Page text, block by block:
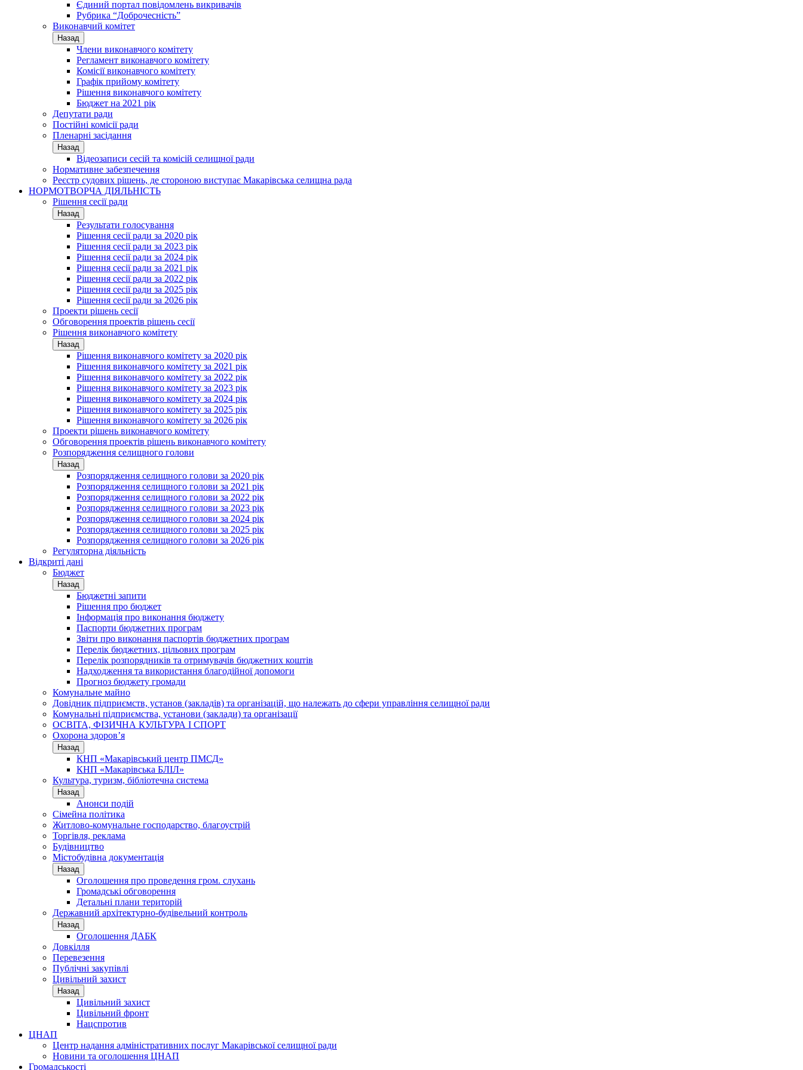
Єдиний портал повідомлень викривачів
Рубрика “Доброчесність”
Виконавчий комітет
Назад
Члени виконавчого комітету
Регламент виконавчого комітету
Комісії виконавчого комітету
Графік прийому комітету
Рішення виконавчого комітету
Бюджет на 2021 рік
Депутати ради
Постійні комісії ради
Пленарні засідання
Назад
Відеозаписи сесій та комісій селищної ради
Нормативне забезпечення
Реєстр судових рішень, де стороною виступає Макарівська селищна рада
НОРМОТВОРЧА ДІЯЛЬНІСТЬ
Рішення сесії ради
Назад
Результати голосування
Рішення сесії ради за 2020 рік
Рішення сесії ради за 2023 рік
Рішення сесії ради за 2024 рік
Рішення сесії ради за 2021 рік
Рішення сесії ради за 2022 рік
Рішення сесії ради за 2025 рік
Рішення сесії ради за 2026 рік
Проекти рішень сесії
Обговорення проектів рішень сесії
Рішення виконавчого комітету
Назад
Рішення виконавчого комітету за 2020 рік
Рішення виконавчого комітету за 2021 рік
Рішення виконавчого комітету за 2022 рік
Рішення виконавчого комітету за 2023 рік
Рішення виконавчого комітету за 2024 рік
Рішення виконавчого комітету за 2025 рік
Рішення виконавчого комітету за 2026 рік
Проекти рішень виконавчого комітету
Обговорення проектів рішень виконавчого комітету
Розпорядження селищного голови
Назад
Розпорядження селищного голови за 2020 рік
Розпорядження селищного голови за 2021 рік
Розпорядження селищного голови за 2022 рік
Розпорядження селищного голови за 2023 рік
Розпорядження селищного голови за 2024 рік
Розпорядження селищного голови за 2025 рік
Розпорядження селищного голови за 2026 рік
Регуляторна діяльність
Відкриті дані
Бюджет
Назад
Бюджетні запити
Рішення про бюджет
Інформація про виконання бюджету
Паспорти бюджетних програм
Звіти про виконання паспортів бюджетних програм
Перелік бюджетних, цільових програм
Перелік розпорядників та отримувачів бюджетних коштів
Надходження та використання благодійної допомоги
Прогноз бюджету громади
Комунальне майно
Довідник підприємств, установ (закладів) та організацій, що належать до сфери управління селищної ради
Комунальні підприємства, установи (заклади) та організації
ОСВІТА, ФІЗИЧНА КУЛЬТУРА І СПОРТ
Охорона здоров’я
Назад
КНП «Макарівський центр ПМСД»
КНП «Макарівська БЛІЛ»
Культура, туризм, бібліотечна система
Назад
Анонси подій
Сімейна політика
Житлово-комунальне господарство, благоустрій
Торгівля, реклама
Будівництво
Містобудівна документація
Назад
Оголошення про проведення гром. слухань
Громадські обговорення
Детальні плани територій
Державний архітектурно-будівельний контроль
Назад
Оголошення ДАБК
Довкілля
Перевезення
Публічні закупівлі
Цивільний захист
Назад
Цивільний захист
Цивільний фронт
Нацспротив
ЦНАП
Центр надання адміністративних послуг Макарівської селищної ради
Новини та оголошення ЦНАП
Громадськості